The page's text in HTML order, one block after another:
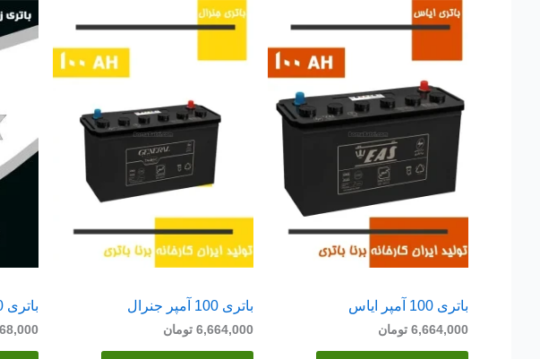
باتری 100 آمپر ایاس
6,664,000 تومان
باتری 100 آمپر جنرال
6,664,000 تومان
باتری 100 آمپر زیتکس